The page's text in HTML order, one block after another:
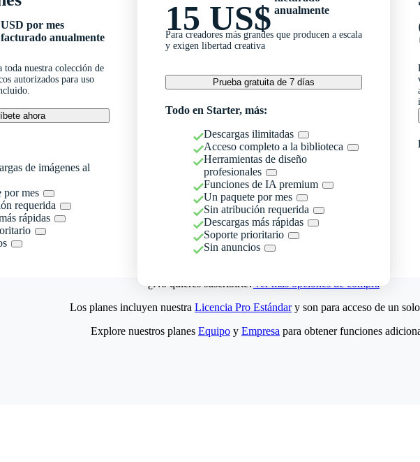
USD por mes
facturado anualmente
toda nuestra colección de
autorizados para uso
ahora
de imágenes al
por mes
requerida
rápidas
15 US$ anualmente
Para creadores más grandes que producen a escala
y exigen libertad creativa
Prueba gratuita de 7 días
Todo en Starter, más:
Descargas ilimitadas
Acceso completo a la biblioteca
Herramientas de diseño
profesionales
Funciones de IA premium
Un paquete por mes
Sin atribución requerida
Descargas más rápidas
Soporte prioritario
Sin anuncios
¿No quieres suscribirte?Ver más opciones de compra
Los planes incluyen nuestra Licencia Pro Estándary son para acceso de un
Explore nuestros planes Equipo y Empresa para obtener funciones